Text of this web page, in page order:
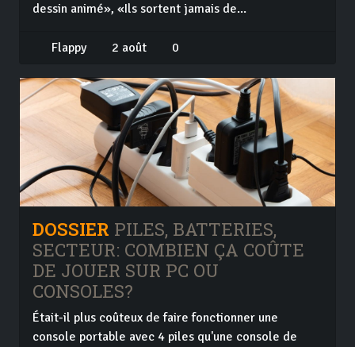
dessin animé», «Ils sortent jamais de...
Flappy 2 août 0
DOSSIER PILES, BATTERIES,
SECTEUR: COMBIEN ÇA COÛTE
DE JOUER SUR PC OU
CONSOLES?
Était-il plus coûteux de faire fonctionner une
console portable avec 4 piles qu'une console de